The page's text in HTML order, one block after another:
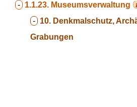
- 1.1.23. Museumsverwaltung
- 10. Denkmalschutz,
Grabungen